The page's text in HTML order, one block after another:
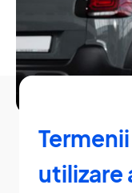
utilizare